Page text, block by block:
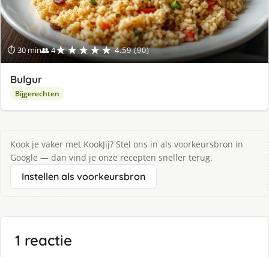
⏱ 30 min👥 4★★★★★ 4.59 (90)
Bulgur
Bijgerechten
Kook je vaker met KookJij? Stel ons in als voorkeursbron in
Google — dan vind je onze recepten sneller terug.
Instellen als voorkeursbron
1 reactie